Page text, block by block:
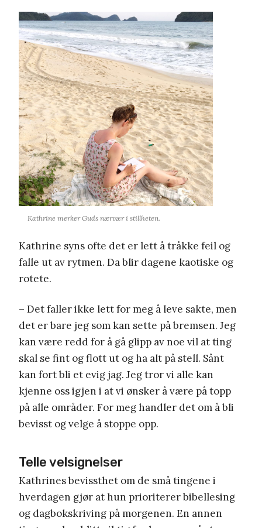
Kathrine merker Guds nærvær i stillheten.
Kathrine syns ofte det er lett å tråkke feil og
falle ut av rytmen. Da blir dagene kaotiske og
rotete.
– Det faller ikke lett for meg å leve sakte, men
det er bare jeg som kan sette på bremsen. Jeg
kan være redd for å gå glipp av noe vil at ting
skal se fint og flott ut og ha alt på stell. Sånt
kan fort bli et evig jag. Jeg tror vi alle kan
kjenne oss igjen i at vi ønsker å være på topp
på alle områder. For meg handler det om å bli
bevisst og velge å stoppe opp.
Telle velsignelser
Kathrines bevissthet om de små tingene i
hverdagen gjør at hun prioriterer bibellesing
og dagbokskriving på morgenen. En annen